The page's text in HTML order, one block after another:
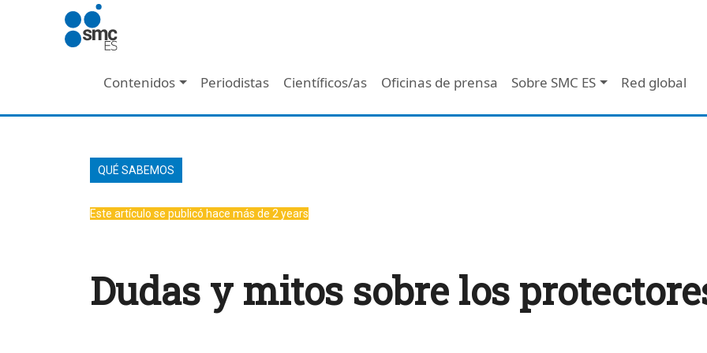
Pasar al contenido principal
Navegación principal - Header
Contenidos Periodistas Científicos/as Oficinas de prensa Sobre SMC ES Red global
QUÉ SABEMOS
Este artículo se publicó hace más de 2 years
Dudas y mitos sobre los